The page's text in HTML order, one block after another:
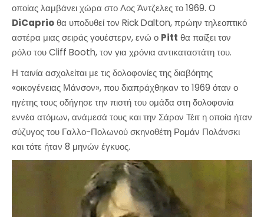
οποίας λαμβάνει χώρα στο Λος Άντζελες το 1969. Ο
DiCaprioθα υποδυθεί τον Rick Dalton, πρώην τηλεοπτικό
αστέρα μιας σειράς γουέστερν, ενώ ο Pitt θα παίξει τον
ρόλο του Cliff Booth, τον για χρόνια αντικαταστάτη του.
Η ταινία ασχολείται με τις δολοφονίες της διαβόητης
«οικογένειας Μάνσον», που διαπράχθηκαν το 1969 όταν ο
ηγέτης τους οδήγησε την πιστή του ομάδα στη δολοφονία
εννέα ατόμων, ανάμεσά τους και την Σάρον Τέιτ η οποία ήταν
σύζυγος του Γαλλο-Πολωνού σκηνοθέτη Ρομάν Πολάνσκι
και τότε ήταν 8 μηνών έγκυος.